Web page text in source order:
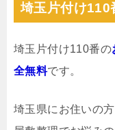
埼玉片付け110
埼玉片付け110番の
全無料です。
埼玉県にお住いの